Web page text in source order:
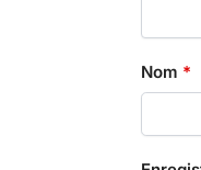
Nom *